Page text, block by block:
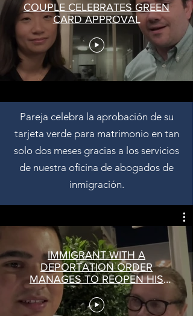
COUPLE CELEBRATES GREEN
CARD APPROVAL
Pareja celebra la aprobación de su
tarjeta verde para matrimonio en tan
solo dos meses gracias a los servicios
de nuestra oficina de abogados de
inmigración.
IMMIGRANT WITH A
DEPORTATION ORDER
MANAGES TO REOPEN HIS
CASE AND ELIMINATE THE
DEPORTATION ORDER